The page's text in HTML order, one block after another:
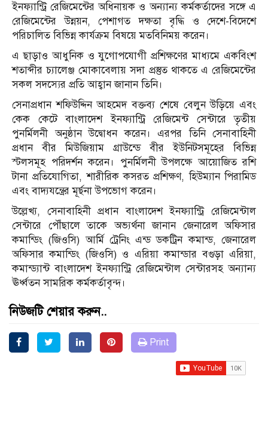
ইনফ্যান্ট্রি রেজিমেন্টের অধিনায়ক ও অন্যান্য কর্মকর্তাদের সঙ্গে এ
রেজিমেন্টের উন্নয়ন, পেশাগত দক্ষতা বৃদ্ধি ও দেশে-বিদেশে
পরিচালিত বিভিন্ন কার্যক্রম বিষয়ে মতবিনিময় করেন।
এ ছাড়াও আধুনিক ও যুগোপযোগী প্রশিক্ষণের মাধ্যমে একবিংশ
শতাব্দীর চ্যালেঞ্জ মোকাবেলায় সদা প্রস্তুত থাকতে এ রেজিমেন্টের
সকল সদস্যের প্রতি আহ্বান জানান তিনি।
সেনাপ্রধান শফিউদ্দিন আহমেদ বক্তব্য শেষে বেলুন উড়িয়ে এবং
কেক কেটে বাংলাদেশ ইনফ্যান্ট্রি রেজিমেন্ট সেন্টারে তৃতীয়
পুনর্মিলনী অনুষ্ঠান উদ্বোধন করেন। এরপর তিনি সেনাবাহিনী
প্রধান বীর মিউজিয়াম গ্রাউন্ডে বীর ইউনিটসমূহের বিভিন্ন
স্টলসমূহ পরিদর্শন করেন। পুনর্মিলনী উপলক্ষে আয়োজিত রশি
টানা প্রতিযোগিতা, শারীরিক কসরত প্রশিক্ষণ, হিউম্যান পিরামিড
এবং বাদ্যযন্ত্রের মূর্ছনা উপভোগ করেন।
উল্লেখ্য, সেনাবাহিনী প্রধান বাংলাদেশ ইনফ্যান্ট্রি রেজিমেন্টাল
সেন্টারে পৌঁছালে তাকে অভ্যর্থনা জানান জেনারেল অফিসার
কমান্ডিং (জিওসি) আর্মি ট্রেনিং এন্ড ডকট্রিন কমান্ড, জেনারেল
অফিসার কমান্ডিং (জিওসি) ও এরিয়া কমান্ডার বগুড়া এরিয়া,
কমান্ড্যান্ট বাংলাদেশ ইনফ্যান্ট্রি রেজিমেন্টাল সেন্টারসহ অন্যান্য
ঊর্ধ্বতন সামরিক কর্মকর্তাবৃন্দ।
নিউজটি শেয়ার করুন..
Print